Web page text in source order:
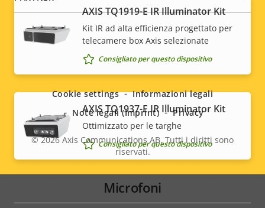
AXIS TQ1919-E IR Illuminator Kit
Kit IR ad alta efficienza progettato per
telecamere box Axis selezionate
Consigliato per questo dispositivo
AXIS TQ1937-E IR Illuminator Kit
Ottimizzato per le targhe
Consigliato per questo dispositivo
Microfoni
Social
menu
Legal
© 2026Axis Communications AB. Tutti i diritti sono
riservati.
Cookie settings
Informazioni legali
Note legali (Imprint)
Privacy